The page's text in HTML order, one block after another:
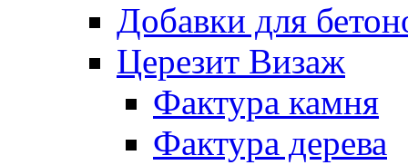
Добавки для
Церезит Визаж
Фактура камня
Фактура дерева